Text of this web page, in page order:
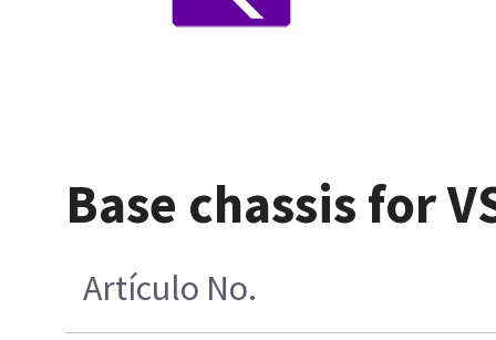
Base chassis for
Artículo No.